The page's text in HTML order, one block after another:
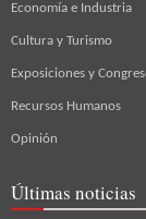
Economía e Industria
Cultura y Turismo
Exposiciones y
Recursos Humanos
Opinión
Últimas noticias